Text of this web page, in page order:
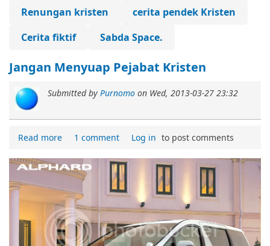
Renungan kristen
cerita pendek Kristen
Cerita fiktif
Sabda Space.
Jangan Menyuap Pejabat Kristen
Submitted by Purnomo on Wed, 2013-03-27 23:32
Read more 1 comment Log in to post comments